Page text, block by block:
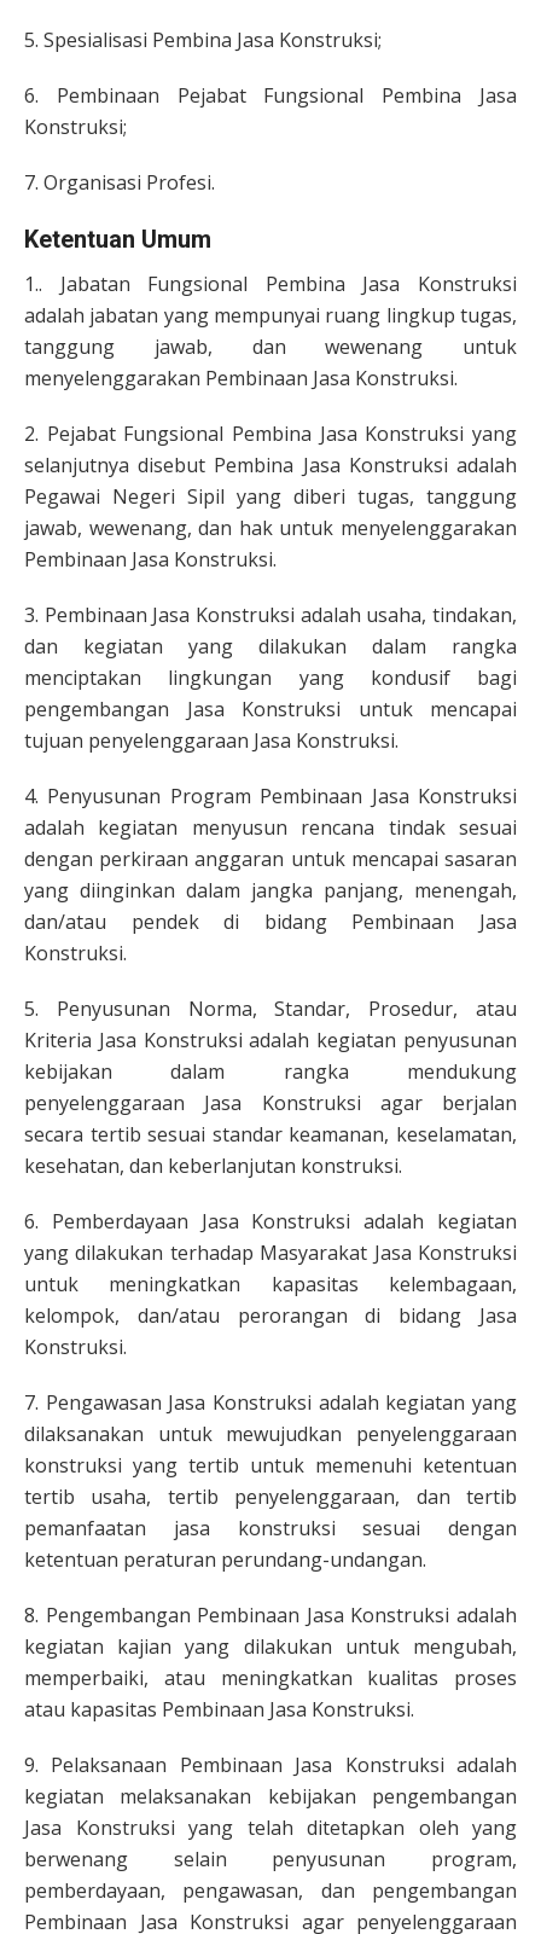
5. Spesialisasi Pembina Jasa Konstruksi;
6. Pembinaan Pejabat Fungsional Pembina Jasa
Konstruksi;
7. Organisasi Profesi.
Ketentuan Umum
1.. Jabatan Fungsional Pembina Jasa Konstruksi
adalah jabatan yang mempunyai ruang lingkup tugas,
tanggung jawab, dan wewenang untuk
menyelenggarakan Pembinaan Jasa Konstruksi.
2. Pejabat Fungsional Pembina Jasa Konstruksi yang
selanjutnya disebut Pembina Jasa Konstruksi adalah
Pegawai Negeri Sipil yang diberi tugas, tanggung
jawab, wewenang, dan hak untuk menyelenggarakan
Pembinaan Jasa Konstruksi.
3. Pembinaan Jasa Konstruksi adalah usaha, tindakan,
dan kegiatan yang dilakukan dalam rangka
menciptakan lingkungan yang kondusif bagi
pengembangan Jasa Konstruksi untuk mencapai
tujuan penyelenggaraan Jasa Konstruksi.
4. Penyusunan Program Pembinaan Jasa Konstruksi
adalah kegiatan menyusun rencana tindak sesuai
dengan perkiraan anggaran untuk mencapai sasaran
yang diinginkan dalam jangka panjang, menengah,
dan/atau pendek di bidang Pembinaan Jasa
Konstruksi.
5. Penyusunan Norma, Standar, Prosedur, atau
Kriteria Jasa Konstruksi adalah kegiatan penyusunan
kebijakan dalam rangka mendukung
penyelenggaraan Jasa Konstruksi agar berjalan
secara tertib sesuai standar keamanan, keselamatan,
kesehatan, dan keberlanjutan konstruksi.
6. Pemberdayaan Jasa Konstruksi adalah kegiatan
yang dilakukan terhadap Masyarakat Jasa Konstruksi
untuk meningkatkan kapasitas kelembagaan,
kelompok, dan/atau perorangan di bidang Jasa
Konstruksi.
7. Pengawasan Jasa Konstruksi adalah kegiatan yang
dilaksanakan untuk mewujudkan penyelenggaraan
konstruksi yang tertib untuk memenuhi ketentuan
tertib usaha, tertib penyelenggaraan, dan tertib
pemanfaatan jasa konstruksi sesuai dengan
ketentuan peraturan perundang-undangan.
8. Pengembangan Pembinaan Jasa Konstruksi adalah
kegiatan kajian yang dilakukan untuk mengubah,
memperbaiki, atau meningkatkan kualitas proses
atau kapasitas Pembinaan Jasa Konstruksi.
9. Pelaksanaan Pembinaan Jasa Konstruksi adalah
kegiatan melaksanakan kebijakan pengembangan
Jasa Konstruksi yang telah ditetapkan oleh yang
berwenang selain penyusunan program,
pemberdayaan, pengawasan, dan pengembangan
Pembinaan Jasa Konstruksi agar penyelenggaraan